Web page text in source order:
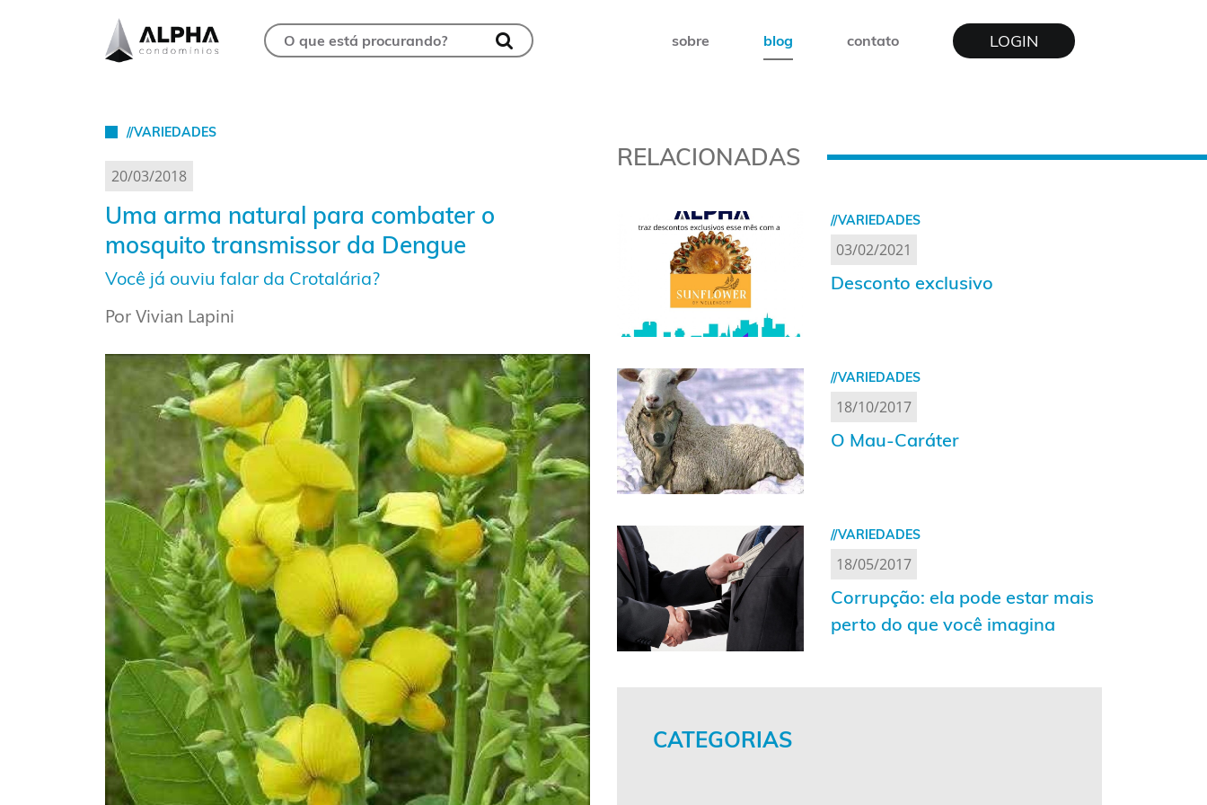
sobre blog contato LOGIN
//VARIEDADES
20/03/2018
Uma arma natural para combater o
mosquito transmissor da Dengue
Você já ouviu falar da Crotalária?
Por Vivian Lapini
RELACIONADAS
//VARIEDADES
03/02/2021
Desconto exclusivo
//VARIEDADES
18/10/2017
O Mau-Caráter
//VARIEDADES
18/05/2017
Corrupção: ela pode estar mais
perto do que você imagina
CATEGORIAS